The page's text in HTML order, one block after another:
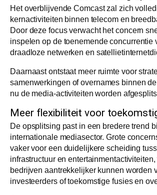
Het overblijvende Comcast zal zich
kernactiviteiten binnen telecom en
Door deze focus verwacht het concern
inspelen op de toenemende concurrentie
draadloze netwerken en
Daarnaast ontstaat meer ruimte voor
samenwerkingen of overnames binnen
nu de media-activiteiten worden
Meer flexibiliteit voor
De opsplitsing past in een bredere trend
internationale mediasector. Grote
vaker voor een duidelijkere scheiding
infrastructuur en
bedrijven aantrekkelijker kunnen worden
investeerders of toekomstige fusies en